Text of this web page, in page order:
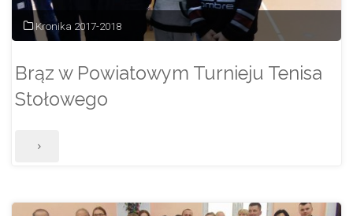
Kronika 2017-2018
Brąz w Powiatowym Turnieju Tenisa
Stołowego
"Brąz
Powiatowym